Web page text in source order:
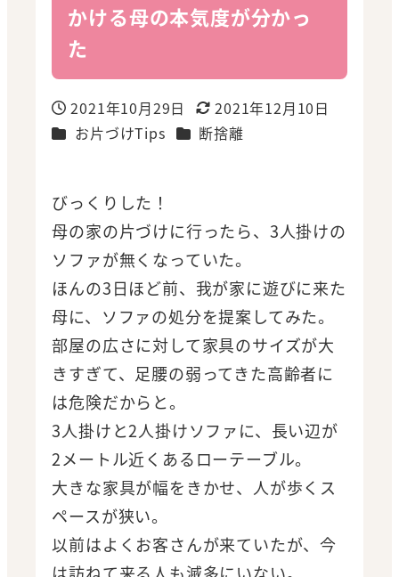
かける母の本気度が分かっ
た
投稿日
2021年10月29日
更新日
2021年12月10日
カテゴリー
お片づけTips カテゴリー
断捨離
びっくりした！
母の家の片づけに行ったら、3人掛けの
ソファが無くなっていた。
ほんの3日ほど前、我が家に遊びに来た
母に、ソファの処分を提案してみた。
部屋の広さに対して家具のサイズが大
きすぎて、足腰の弱ってきた高齢者に
は危険だからと。
3人掛けと2人掛けソファに、長い辺が
2メートル近くあるローテーブル。
大きな家具が幅をきかせ、人が歩くス
ペースが狭い。
以前はよくお客さんが来ていたが、今